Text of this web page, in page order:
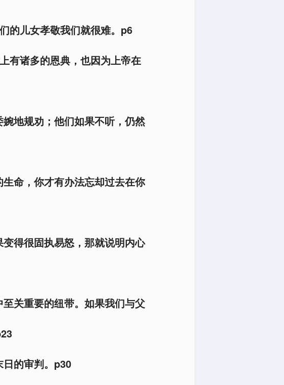
的儿女孝敬我们就很难。p6
有诸多的恩典，也因为上帝在
地规劝；他们如果不听，仍然
命，你才有办法忘却过去在你
得很固执易怒，那就说明内心
关重要的纽带。如果我们与父
的审判。p30